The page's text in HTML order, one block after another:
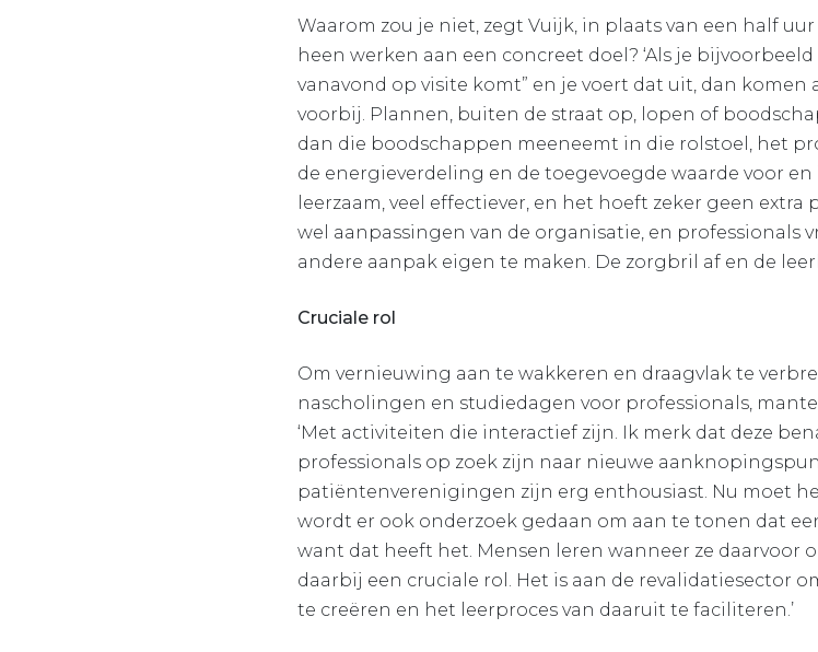
Waarom zou je niet, zegt Vuijk, in plaats van een half
heen werken aan een concreet doel? ‘Als je
vanavond op visite komt” en je voert dat uit, dan
voorbij. Plannen, buiten de straat op, lopen of
dan die boodschappen meeneemt in die rolstoel, het
de energieverdeling en de toegevoegde waarde voor
leerzaam, veel effectiever, en het hoeft zeker geen
wel aanpassingen van de organisatie, en professionals
andere aanpak eigen te maken. De zorgbril af en de
Cruciale rol
Om vernieuwing aan te wakkeren en draagvlak te
nascholingen en studiedagen voor professionals,
‘Met activiteiten die interactief zijn. Ik merk dat deze
professionals op zoek zijn naar nieuwe
patiëntenverenigingen zijn erg enthousiast. Nu moet
wordt er ook onderzoek gedaan om aan te tonen dat
want dat heeft het. Mensen leren wanneer ze daarvoor
daarbij een cruciale rol. Het is aan de revalidatiesector
te creëren en het leerproces van daaruit te faciliteren.’